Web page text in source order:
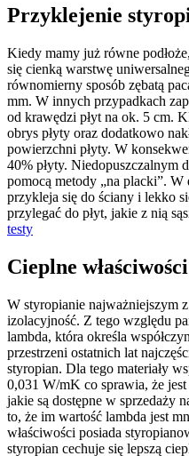
Przyklejenie
Kiedy mamy już równe
się cienką warstwę
równomierny sposób zębatą
mm. W innych przypadkach
od krawędzi płyt na ok. 5 cm.
obrys płyty oraz dodatkowo
powierzchni płyty. W
40% płyty. Niedopuszczalnym
pomocą metody „na placki”. W
przykleja się do ściany i lekko
przylegać do płyt, jakie z nią
testy
Cieplne
W styropianie najważniejszym
izolacyjność. Z tego względu
lambda, która określa
przestrzeni ostatnich lat
styropian. Dla tego materiały
0,031 W/mK co sprawia, że
jakie są dostępne w sprzedaży
to, że im wartość lambda jest
właściwości posiada
styropian cechuje się lepszą